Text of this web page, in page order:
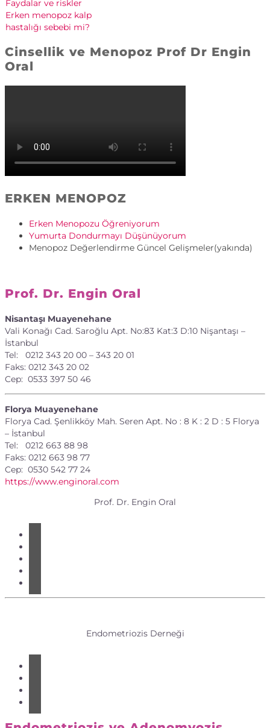
Faydalar ve riskler
Erken menopoz kalp
hastalığı sebebi mi?
Cinsellik ve Menopoz Prof Dr Engin
Oral
ERKEN MENOPOZ
Erken Menopozu Öğreniyorum
Yumurta Dondurmayı Düşünüyorum
Menopoz Değerlendirme Güncel Gelişmeler(yakında)
Prof. Dr. Engin Oral
Nisantaşı Muayenehane
Vali Konağı Cad. Saroğlu Apt. No:83 Kat:3 D:10 Nişantaşı –
İstanbul
Tel: 0212 343 20 00 – 343 20 01
Faks: 0212 343 20 02
Cep: 0533 397 50 46
Florya Muayenehane
Florya Cad. Şenlikköy Mah. Seren Apt. No : 8 K : 2 D : 5 Florya
– İstanbul
Tel: 0212 663 88 98
Faks: 0212 663 98 77
Cep: 0530 542 77 24
https://www.enginoral.com
Prof. Dr. Engin Oral
Endometriozis Derneği